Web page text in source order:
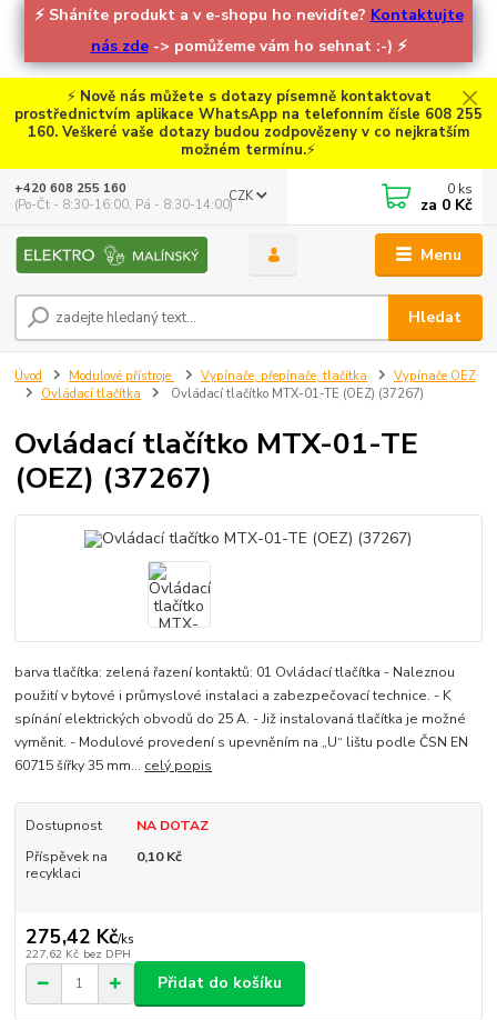
⚡ Sháníte produkt a v e-shopu ho nevidíte? Kontaktujte
nás zde-> pomůžeme vám ho sehnat :-) ⚡
⚡ Nově nás můžete s dotazy písemně kontaktovat
prostřednictvím aplikace WhatsApp na telefonním čísle 608 255
160. Veškeré vaše dotazy budou zodpovězeny v co nejkratším
možném termínu.⚡
Menu
CZK
Hledat
+420 608 255 160
(Po-Čt - 8:30-16:00, Pá - 8:30-14:00)
0 ks
za 0 Kč
Úvod Modulové přístroje Vypínače, přepínače, tlačítka
Vypínače OEZ
Ovládací tlačítka
Ovládací tlačítko MTX-01-TE (OEZ) (37267)
Ovládací tlačítko MTX-01-TE
(OEZ) (37267)
barva tlačítka: zelená řazení kontaktů: 01 Ovládací tlačítka - Naleznou
použití v bytové i průmyslové instalaci a zabezpečovací technice. - K
spínání elektrických obvodů do 25 A. - Již instalovaná tlačítka je možné
vyměnit. - Modulové provedení s upevněním na „U“ lištu podle ČSN EN
60715 šířky 35 mm... celý popis
Dostupnost
NA DOTAZ
Příspěvek na
recyklaci
0,10 Kč
275,42 Kč/ks
227,62 Kč bez DPH
Přidat do košíku